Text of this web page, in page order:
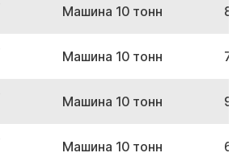
Машина 10 тонн
Машина 10 тонн
Машина 10 тонн
Машина 10 тонн